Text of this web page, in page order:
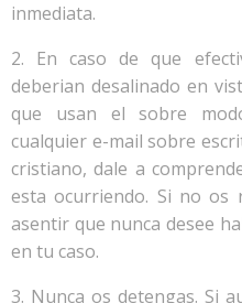
inmediata.
2. En caso de que
deberian desalinado en
que usan el sobre
cualquier e-mail sobre
cristiano, dale a
esta ocurriendo. Si no os
asentir que nunca desee
en tu caso.
3. Nunca os detengas. Si